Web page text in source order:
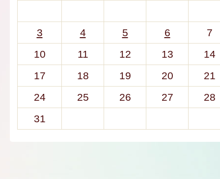
3 4 5 6
7
10
11 12 13
14
17
18 19 20
21
24
25 26 27
28
31